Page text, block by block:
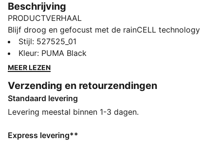
Beschrijving
PRODUCTVERHAAL
Blijf droog en gefocust met de rainCELL technology
die beschermt tegen motregen. De lichtgewicht stof
houdt je met gemak in beweging, terwijl de
ergonomische snijlijnen ervoor zorgen dat elke stap
veilig op, waardoor het jack perfect is voor
regenachtige dagen.
ALLE INS EN OUTS
van het lichaam af te voeren en je tijdens het sporten
Stijl: 527525_01
Kleur: PUMA Black
MEER LEZEN
Verzending en retourzendingen
Standaard levering
Levering meestal binnen 1-3 dagen.
Express levering**